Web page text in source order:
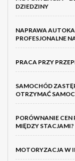
DZIEDZINY
NAPRAWA
PROFESJONALNE
PRACA PRZY
SAMOCHÓD
OTRZYMAĆ
PORÓWNANIE CEN
MIĘDZY STACJAMI?
MOTORYZACJA W